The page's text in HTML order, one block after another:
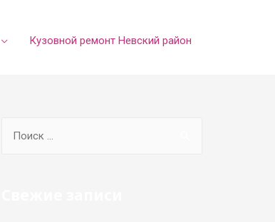
Кузовной ремонт Невский район